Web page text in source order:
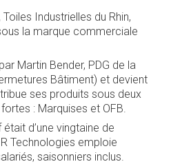
Toiles Industrielles du Rhin,
la marque commerciale
Martin Bender, PDG de la
Bâtiment) et devient
ses produits sous deux
: Marquises et OFB.
d’une vingtaine de
Technologies emploie
saisonniers inclus.